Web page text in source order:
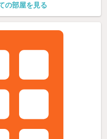
の部屋を見る